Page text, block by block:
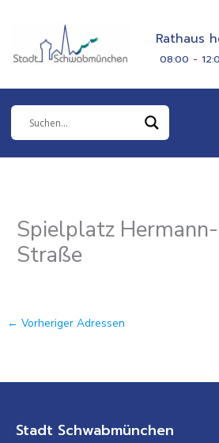
springen
Rathaus
08:00 -
Spielplatz
Straße
← Vorheriger Adressen
Stadt Schwabmünchen